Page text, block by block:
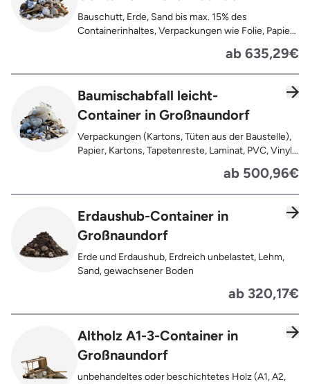
Bauschutt, Erde, Sand bis max. 15% des
Containerinhaltes, Verpackungen wie Folie, Papier,
Kunststoffe, Gummi, Styropor, Holz (z.B.
Teppiche, Gardinen, Gipswände/
Trockenbauwände, Metalle, Bleche, Rohre, Kabel,
Gebinde wie Dosen, Fässer, Eimer,
Sauerkrautplatten
ab 635,29€
Baumischabfall leicht-
Container in Großnaundorf
Verpackungen (Kartons, Tüten aus der Baustelle),
Papier, Kartons, Tapetenreste, Laminat, PVC, Vinyl,
Kunststoffe, Folien, Gummi, Styropor, Holz (z.B.
Spanplatten, Bauholz, Paletten), Textilien wie
Teppiche, Gardinen, Gipswände/
Türen für den Innenbereich, Restentleerte
Gebinde wie Dosen, Fässer, Eimer,
gesamten Containerinhalts
ab 500,96€
Erdaushub-Container in
Großnaundorf
Erde und Erdaushub, Erdreich unbelastet, Lehm,
Sand, gewachsener Boden
ab 320,17€
Altholz A1-3-Container in
Großnaundorf
unbehandeltes oder beschichtetes Holz (A1, A2,